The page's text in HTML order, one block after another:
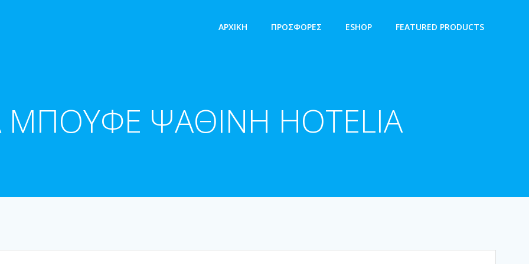
ΑΡΧΙΚΉ ΠΡΟΣΦΟΡΕΣ ESHOP FEATURED PRODUCTS
ΨΑΘΙΝΗ HOTELIA